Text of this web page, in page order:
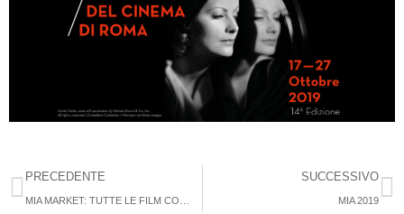
PRECEDENTE SUCCESSIVO
MIA 2019